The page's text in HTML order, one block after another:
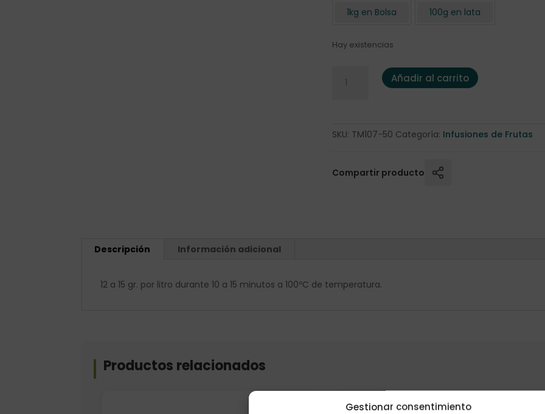
Gestionar consentimiento
1kg en Bolsa 100g en lata
Hay existencias
Infusión de Frutas "Peach Perfect" 50 gr. cantidad
Añadir al carrito
SKU: TM107-50 Categoría: Infusiones de Frutas
Compartir producto
Descripción Información adicional
12 a 15 gr. por litro durante 10 a 15 minutos a 100ºC de temperatura.
Productos relacionados
Elige: Peso/formato